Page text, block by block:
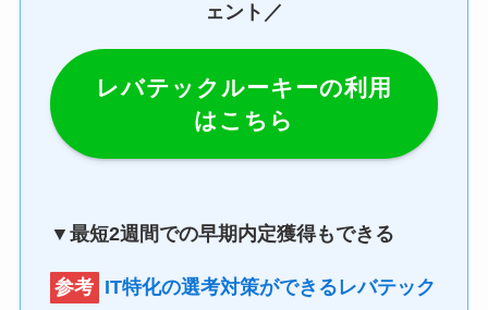
ェント／
レバテックルーキーの利用
はこちら
▼最短2週間での早期内定獲得もできる
参考 IT特化の選考対策ができるレバテック